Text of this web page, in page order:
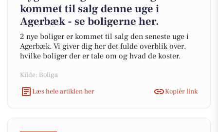
kommet til salg denne uge i
Agerbæk - se boligerne her.
2 nye boliger er kommet til salg den seneste uge i
Agerbæk. Vi giver dig her det fulde overblik over,
hvilke boliger der er tale om og hvad de koster.
Kilde: Boliga
Læs hele artiklen her
Kopiér link